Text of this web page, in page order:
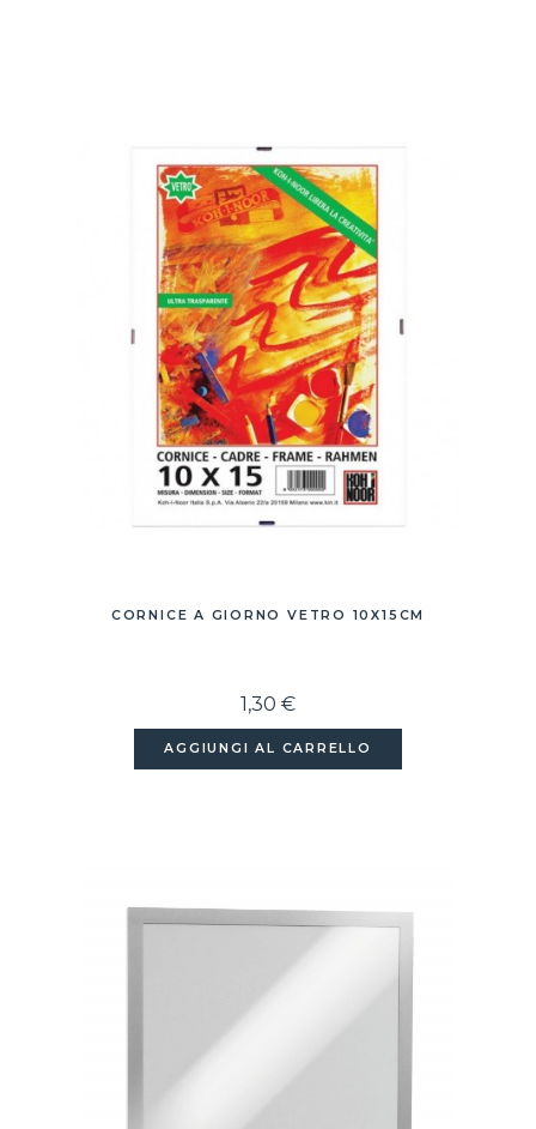
CORNICE A GIORNO VETRO 10X15CM
1,30 €
AGGIUNGI AL CARRELLO